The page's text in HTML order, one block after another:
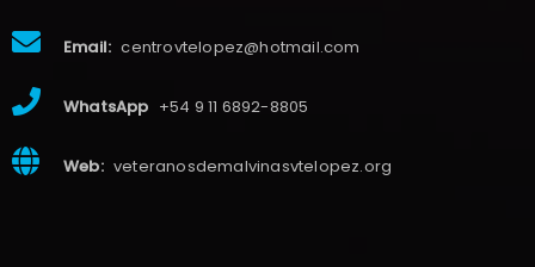
Email: centrovtelopez@hotmail.com
WhatsApp +54 9 11 6892-8805
Web: veteranosdemalvinasvtelopez.org